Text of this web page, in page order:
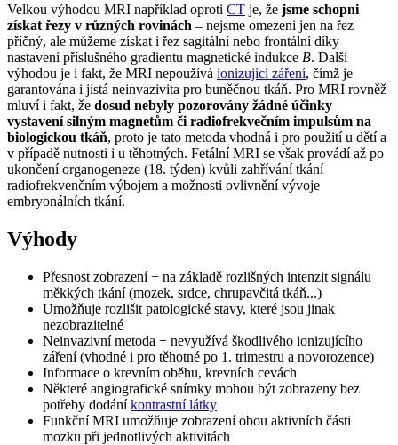
Velkou výhodou MRI například oproti CT je, že jsme schopni
získat řezy v různých rovinách – nejsme omezeni jen na řez
příčný, ale můžeme získat i řez sagitální nebo frontální díky
nastavení příslušného gradientu magnetické indukce B. Další
výhodou je i fakt, že MRI nepoužívá ionizující záření, čímž je
garantována i jistá neinvazivita pro buněčnou tkáň. Pro MRI rovněž
mluví i fakt, že dosud nebyly pozorovány žádné účinky
vystavení silným magnetům či radiofrekvečním impulsům na
biologickou tkáň, proto je tato metoda vhodná i pro použití u dětí a
v případě nutnosti i u těhotných. Fetální MRI se však provádí až po
ukončení organogeneze (18. týden) kvůli zahřívání tkání
radiofrekvenčním výbojem a možnosti ovlivnění vývoje
embryonálních tkání.
Výhody
Přesnost zobrazení − na základě rozlišných intenzit signálu
měkkých tkání (mozek, srdce, chrupavčitá tkáň...)
Umožňuje rozlišit patologické stavy, které jsou jinak
nezobrazitelné
Neinvazivní metoda − nevyužívá škodlivého ionizujícího
záření (vhodné i pro těhotné po 1. trimestru a novorozence)
Informace o krevním oběhu, krevních cevách
Některé angiografické snímky mohou být zobrazeny bez
potřeby dodáníkontrastní látky
Funkční MRI umožňuje zobrazení obou aktivních části
mozku při jednotlivých aktivitách